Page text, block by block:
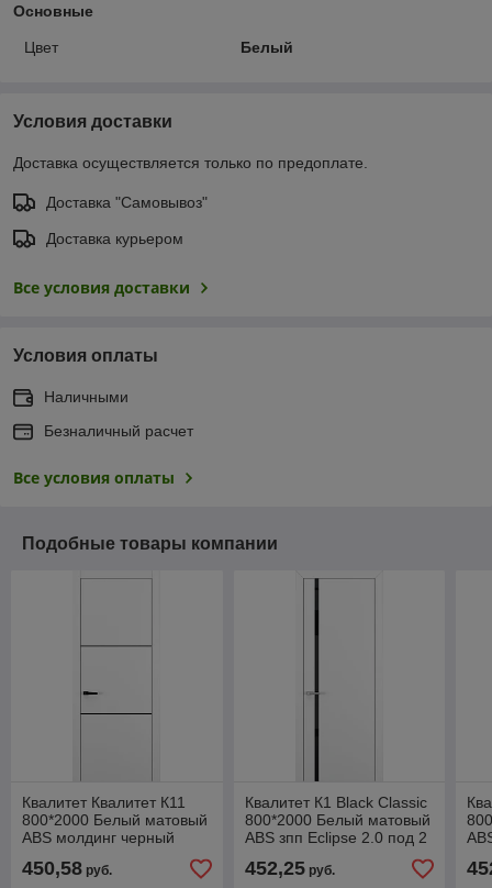
Основные
Цвет Белый
Условия доставки
Доставка осуществляется только по предоплате.
Доставка "Самовывоз"
Доставка курьером
Все условия доставки
Условия оплаты
Наличными
Безналичный расчет
Все условия оплаты
Подобные товары компании
Квалитет Квалитет К11
800*2000 Белый матовый
ABS молдинг черный
петли зпз 196
450,58 руб.
Квалитет К1 Black Classic
800*2000 Белый матовый
ABS зпп Eclipse 2.0 под 2
452,25руб.